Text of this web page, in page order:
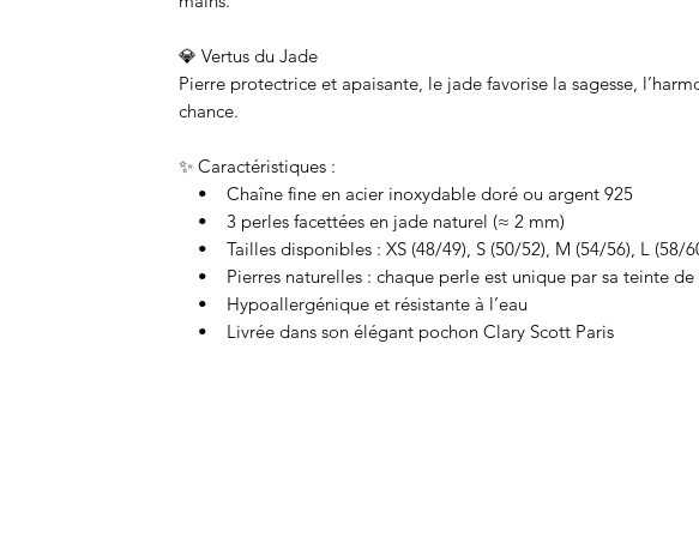
💎 Vertus du Jade
Pierre protectrice et apaisante, le jade favorise la sagesse,
chance.
✨ Caractéristiques :
• Chaîne fine en acier inoxydable doré ou argent 925
• 3 perles facettées en jade naturel (≈ 2 mm)
• Tailles disponibles : XS (48/49), S (50/52), M (54/56), L (58/
• Pierres naturelles : chaque perle est unique par sa teinte de
• Hypoallergénique et résistante à l’eau
• Livrée dans son élégant pochon Clary Scott Paris